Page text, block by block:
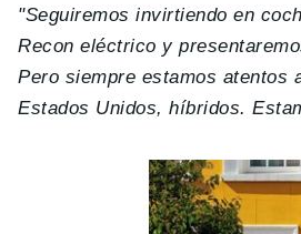
"Seguiremos invirtiendo en
Recon eléctrico y
Pero siempre estamos
Estados Unidos, híbridos.